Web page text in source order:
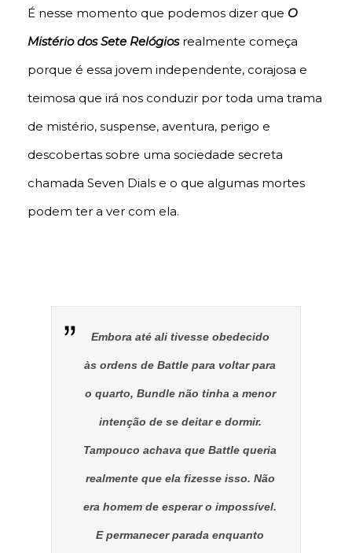
É nesse momento que podemos dizer que O
Mistério dos Sete Relógios realmente começa
porque é essa jovem independente, corajosa e
teimosa que irá nos conduzir por toda uma trama
de mistério, suspense, aventura, perigo e
descobertas sobre uma sociedade secreta
chamada Seven Dials e o que algumas mortes
podem ter a ver com ela.
Embora até ali tivesse obedecido
às ordens de Battle para voltar para
o quarto, Bundle não tinha a menor
intenção de se deitar e dormir.
Tampouco achava que Battle queria
realmente que ela fizesse isso. Não
era homem de esperar o impossível.
E permanecer parada enquanto